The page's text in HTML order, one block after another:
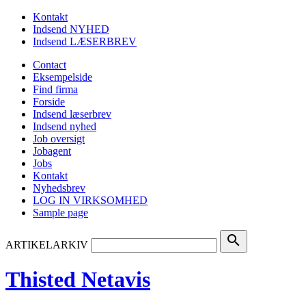
Kontakt
Indsend NYHED
Indsend LÆSERBREV
Contact
Eksempelside
Find firma
Forside
Indsend læserbrev
Indsend nyhed
Job oversigt
Jobagent
Jobs
Kontakt
Nyhedsbrev
LOG IN VIRKSOMHED
Sample page
ARTIKELARKIV search
Thisted Netavis